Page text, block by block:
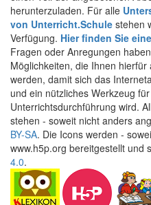
herunterzuladen. Für alle
von Unterricht.Schule stehen
Verfügung. Hier finden Sie
Fragen oder Anregungen
Möglichkeiten, die Ihnen
werden, damit sich das
und ein nützliches Werkzeug
Unterrichtsdurchführung wird.
stehen - soweit nicht anders
BY-SA. Die Icons werden -
www.h5p.org bereitgestellt und
4.0.